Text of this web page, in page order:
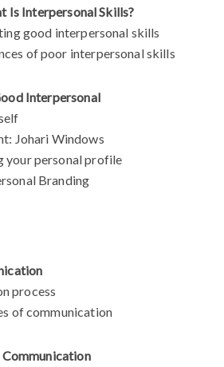
Is Interpersonal Skills?
good interpersonal skills
of poor interpersonal skills
Interpersonal
Johari Windows
your personal profile
Branding
process
of communication